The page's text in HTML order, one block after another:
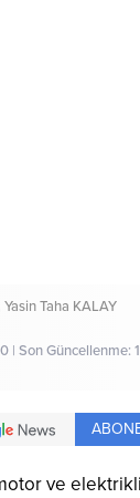
Yasin Taha KALAY
| Son Güncellenme:
ve